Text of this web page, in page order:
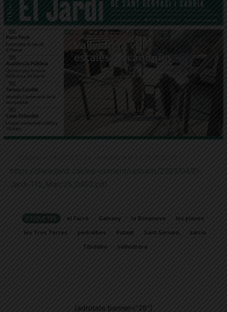
https://diarieljardi.cat/wp-content/uploads/2025/04/El-
Jardi-115_Marc25_0403.pdf
ETIQUETES el Farró Galvany la Bonanova
les planes
les Tres Torres
pedralbes Putxet Sant Gervasi
sarria
Tibidabo
vallvidrera
[adrotate banner="28"]